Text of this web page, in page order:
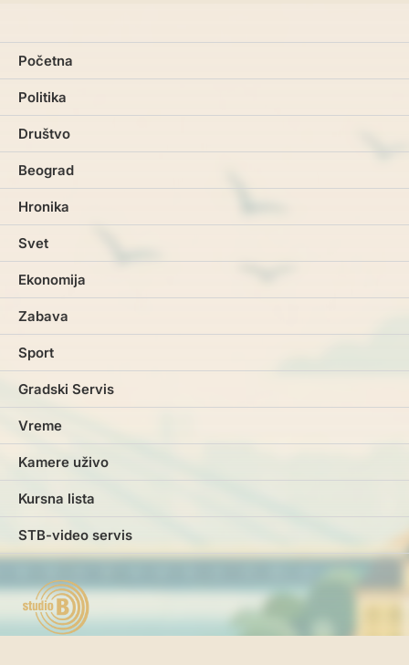
Početna
Politika
Društvo
Beograd
Hronika
Svet
Ekonomija
Zabava
Sport
Gradski Servis
Vreme
Kamere uživo
Kursna lista
STB-video servis